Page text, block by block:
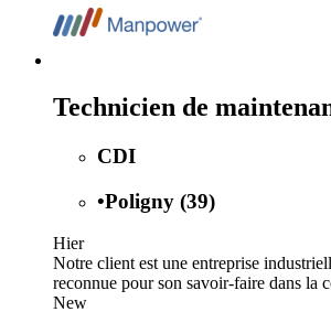
Technicien de
CDI
•Poligny (39)
Hier
Notre client est une entreprise
reconnue pour son savoir-faire dans la
New